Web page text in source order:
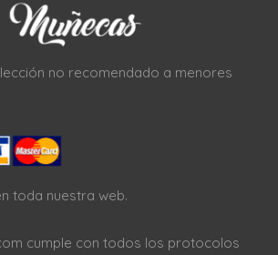
no recomendado a menores
toda nuestra web.
cumple con todos los protocolos